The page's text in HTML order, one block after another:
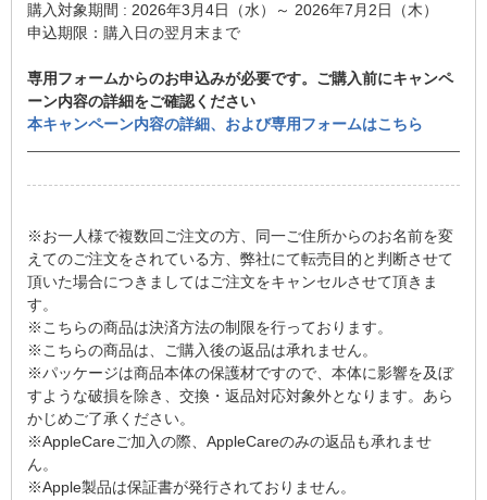
購入対象期間 : 2026年3月4日（水）～ 2026年7月2日（木）
申込期限：購入日の翌月末まで
専用フォームからのお申込みが必要です。ご購入前にキャンペ
ーン内容の詳細をご確認ください
本キャンペーン内容の詳細、および専用フォームはこちら
※お一人様で複数回ご注文の方、同一ご住所からのお名前を変
えてのご注文をされている方、弊社にて転売目的と判断させて
頂いた場合につきましてはご注文をキャンセルさせて頂きま
す。
※こちらの商品は決済方法の制限を行っております。
※こちらの商品は、ご購入後の返品は承れません。
※パッケージは商品本体の保護材ですので、本体に影響を及ぼ
すような破損を除き、交換・返品対応対象外となります。あら
かじめご了承ください。
※AppleCareご加入の際、AppleCareのみの返品も承れませ
ん。
※Apple製品は保証書が発行されておりません。